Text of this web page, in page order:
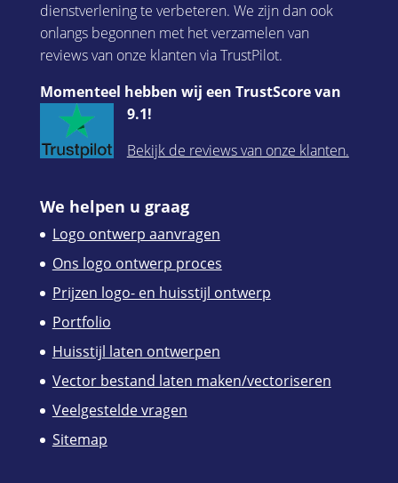
dienstverlening te verbeteren. We zijn dan ook
onlangs begonnen met het verzamelen van
reviews van onze klanten via TrustPilot.
Momenteel hebben wij een TrustScore van
9.1!
Bekijk de reviews van onze klanten.
We helpen u graag
Logo ontwerp aanvragen
Ons logo ontwerp proces
Prijzen logo- en huisstijl ontwerp
Portfolio
Huisstijl laten ontwerpen
Vector bestand laten maken/vectoriseren
Veelgestelde vragen
Sitemap